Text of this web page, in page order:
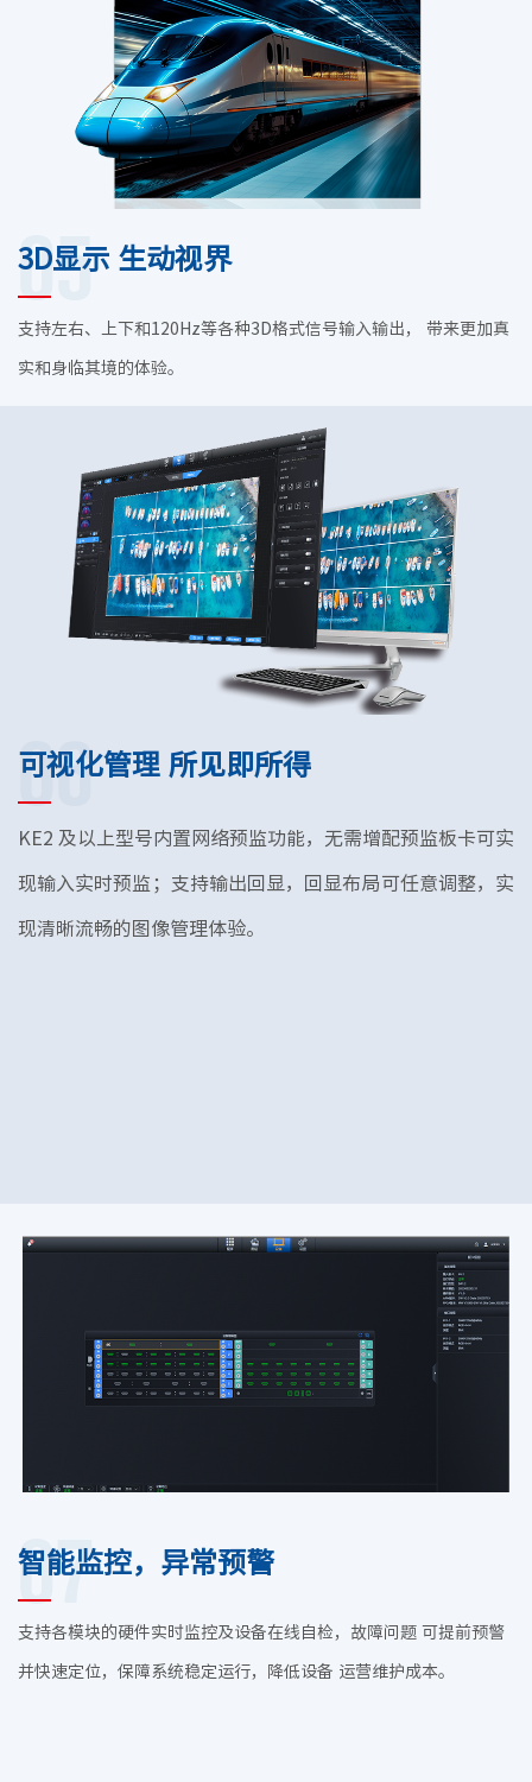
3D显示 生动视界
05
支持左右、上下和120Hz等各种3D格式信号输入输出， 带来更加真
实和身临其境的体验。
可视化管理 所见即所得
06
KE2 及以上型号内置网络预监功能，无需增配预监板卡可实
现输入实时预监；支持输出回显，回显布局可任意调整，实
现清晰流畅的图像管理体验。
智能监控，异常预警
07
支持各模块的硬件实时监控及设备在线自检，故障问题 可提前预警
并快速定位，保障系统稳定运行，降低设备 运营维护成本。